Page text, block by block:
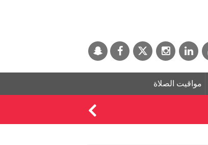
مواقيت الصلاة